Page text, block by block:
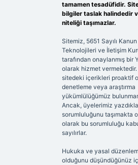
tamamen tesadüfidir.
bilgiler taslak halindedir
niteliği taşımazlar.
Sitemiz, 5651 Sayılı
Teknolojileri ve İletişim
tarafından onaylanmış bir
olarak hizmet
sitedeki içerikleri proaktif
denetleme veya araştırma
yükümlülüğümüz
Ancak, üyelerimiz
sorumluluğunu taşımakta
olarak bu sorumluluğu
sayılırlar.
Hukuka ve yasal
olduğunu düşündüğünüz